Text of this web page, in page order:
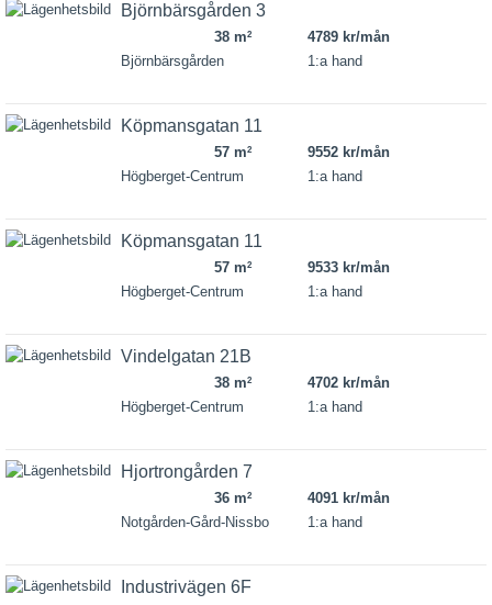
Björnbärsgården 3
38 m2
4789 kr/mån
Björnbärsgården
1:a hand
Köpmansgatan 11
57 m2
9552 kr/mån
Högberget-Centrum
1:a hand
Köpmansgatan 11
57 m2
9533 kr/mån
Högberget-Centrum
1:a hand
Vindelgatan 21B
38 m2
4702 kr/mån
Högberget-Centrum
1:a hand
Hjortrongården 7
36 m2
4091 kr/mån
Notgården-Gård-Nissbo
1:a hand
Industrivägen 6F